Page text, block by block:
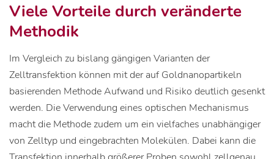
Viele Vorteile durch veränderte
Methodik
Im Vergleich zu bislang gängigen Varianten der
Zelltransfektion können mit der auf Goldnanopartikeln
basierenden Methode Aufwand und Risiko deutlich gesenkt
werden. Die Verwendung eines optischen Mechanismus
macht die Methode zudem um ein vielfaches unabhängiger
von Zelltyp und eingebrachten Molekülen. Dabei kann die